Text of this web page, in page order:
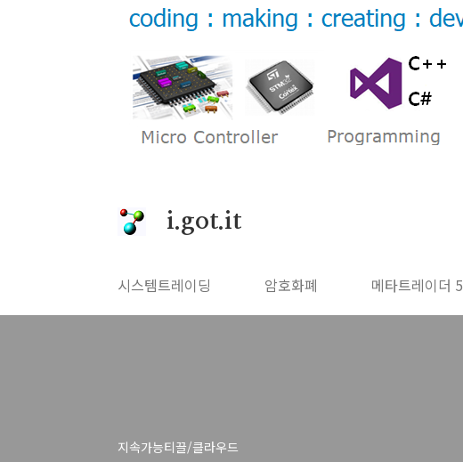
i.got.it
시스템트레이딩 암호화폐 메타트레이더 5
지속가능티끌/클라우드